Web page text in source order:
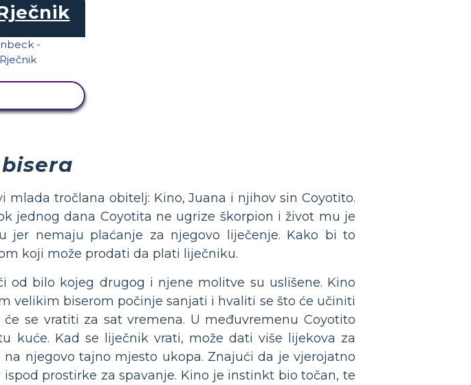
bisera
tročlana obitelj: Kino, Juana i njihov sin Coyotito.
jednog dana Coyotita ne ugrize škorpion i život mu je
jer nemaju plaćanje za njegovo liječenje. Kako bi to
koji može prodati da plati liječniku.
od bilo kojeg drugog i njene molitve su uslišene. Kino
velikim biserom počinje sanjati i hvaliti se što će učiniti
se vratiti za sat vremena. U međuvremenu Coyotito
kuće. Kad se liječnik vrati, može dati više lijekova za
njegovo tajno mjesto ukopa. Znajući da je vjerojatno
prostirke za spavanje. Kino je instinkt bio točan, te